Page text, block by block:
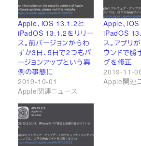
Apple、iOS 13.1.2と
iPadOS 13.1.2をリリー
ス。前バージョンからわ
ずか3日、5日で2つもバ
ージョンアップという異
例の事態に
2019-10-01
Apple関連ニュース
Apple、
iPadOS
ス。アプリ
ウンドで勝
グを修正
2019-11-
Apple関連